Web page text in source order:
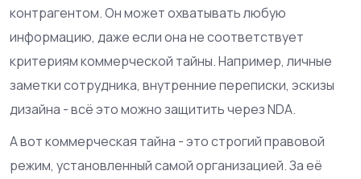
контрагентом. Он может охватывать любую
информацию, даже если она не соответствует
критериям коммерческой тайны. Например, личные
заметки сотрудника, внутренние переписки, эскизы
дизайна - всё это можно защитить через NDA.
А вот коммерческая тайна - это строгий правовой
режим, установленный самой организацией. За её